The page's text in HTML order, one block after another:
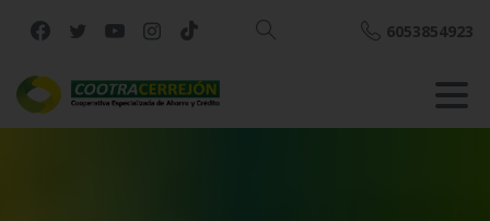
Buscar
6053854923